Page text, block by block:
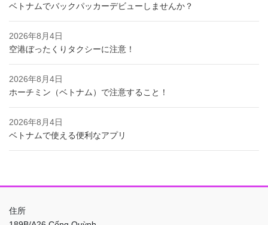
ベトナムでバックパッカーデビューしませんか？
2026年8月4日
空港ぼったくりタクシーに注意！
2026年8月4日
ホーチミン（ベトナム）で注意すること！
2026年8月4日
ベトナムで使える便利なアプリ
住所